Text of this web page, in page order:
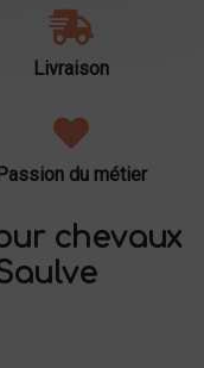
Livraison
Passion du métier
chevaux